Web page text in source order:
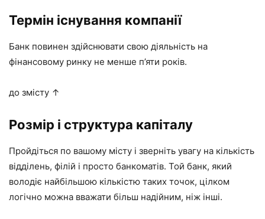
Термін існування компанії
Банк повинен здійснювати свою діяльність на
фінансовому ринку не менше п’яти років.
до змісту ↑
Розмір і структура капіталу
Пройдіться по вашому місту і зверніть увагу на кількість
відділень, філій і просто банкоматів. Той банк, який
володіє найбільшою кількістю таких точок, цілком
логічно можна вважати більш надійним, ніж інші.